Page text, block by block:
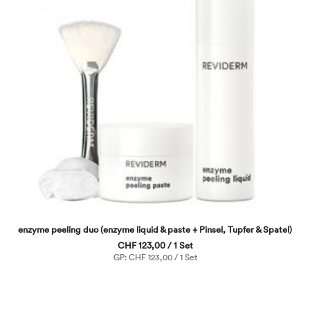
enzyme peeling duo (enzyme liquid & paste + Pinsel, Tupfer & Spatel)
CHF 123,00 / 1 Set
GP: CHF 123,00 / 1 Set